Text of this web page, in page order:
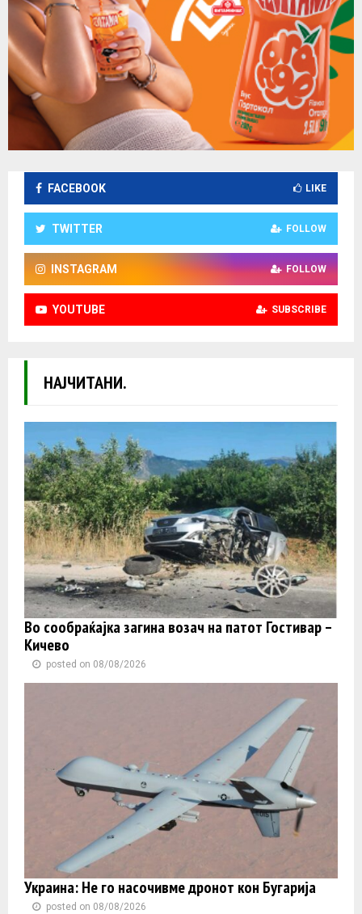
FACEBOOK LIKE
TWITTER FOLLOW
INSTAGRAM FOLLOW
YOUTUBE SUBSCRIBE
НАЈЧИТАНИ.
Во сообраќајка загина возач на патот Гостивар –
Кичево
posted on 08/08/2026
Украина: Не го насочивме дронот кон Бугарија
posted on 08/08/2026